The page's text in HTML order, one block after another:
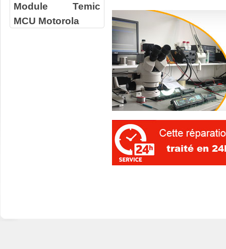
Module Temic
MCU Motorola